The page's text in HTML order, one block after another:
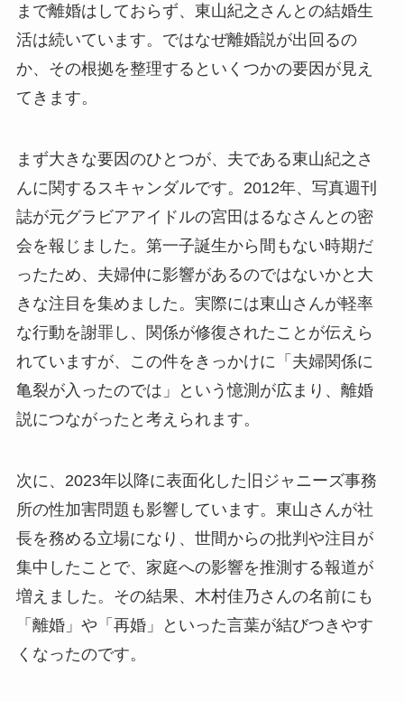
まで離婚はしておらず、東山紀之さんとの結婚生
活は続いています。ではなぜ離婚説が出回るの
か、その根拠を整理するといくつかの要因が見え
てきます。
まず大きな要因のひとつが、夫である東山紀之さ
んに関するスキャンダルです。2012年、写真週刊
誌が元グラビアアイドルの宮田はるなさんとの密
会を報じました。第一子誕生から間もない時期だ
ったため、夫婦仲に影響があるのではないかと大
きな注目を集めました。実際には東山さんが軽率
な行動を謝罪し、関係が修復されたことが伝えら
れていますが、この件をきっかけに「夫婦関係に
亀裂が入ったのでは」という憶測が広まり、離婚
説につながったと考えられます。
次に、2023年以降に表面化した旧ジャニーズ事務
所の性加害問題も影響しています。東山さんが社
長を務める立場になり、世間からの批判や注目が
集中したことで、家庭への影響を推測する報道が
増えました。その結果、木村佳乃さんの名前にも
「離婚」や「再婚」といった言葉が結びつきやす
くなったのです。